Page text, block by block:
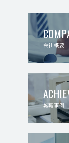
会社概要
転職事例